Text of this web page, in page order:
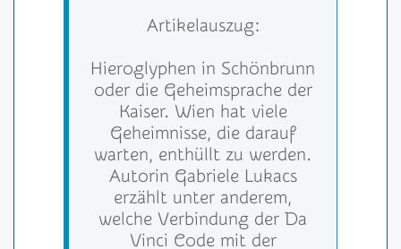
Artikelauszug:
Hieroglyphen in Schönbrunn
oder die Geheimsprache der
Kaiser. Wien hat viele
Geheimnisse, die darauf
warten, enthüllt zu werden.
Autorin Gabriele Lukacs
erzählt unter anderem,
welche Verbindung der Da
Vinci Code mit der